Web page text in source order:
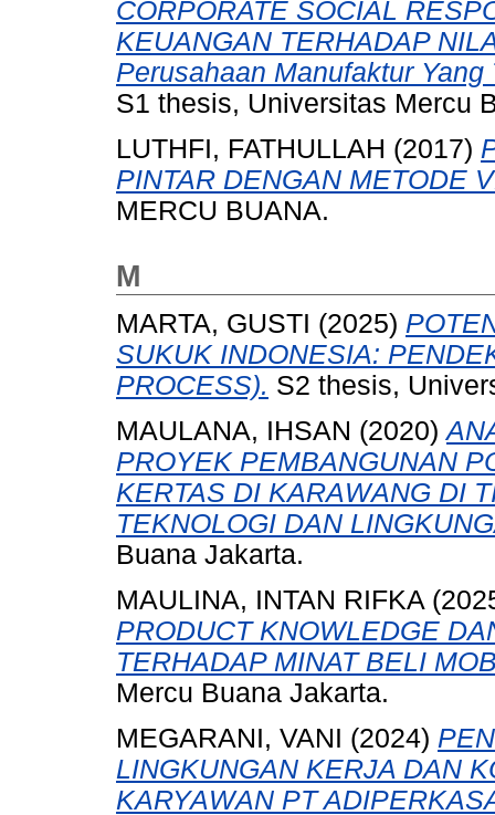
CORPORATE SOCIAL
KEUANGAN TERHADAP
Perusahaan Manufaktur
S1 thesis, Universitas Mercu
LUTHFI, FATHULLAH (2017)
PINTAR DENGAN METODE
MERCU BUANA.
M
MARTA, GUSTI (2025)
SUKUK INDONESIA:
PROCESS). S2 thesis,
MAULANA, IHSAN (2020)
PROYEK PEMBANGUNAN
KERTAS DI KARAWANG DI
TEKNOLOGI DAN
Buana Jakarta.
MAULINA, INTAN RIFKA
PRODUCT KNOWLEDGE
TERHADAP MINAT BELI
Mercu Buana Jakarta.
MEGARANI, VANI (2024)
LINGKUNGAN KERJA DAN
KARYAWAN PT